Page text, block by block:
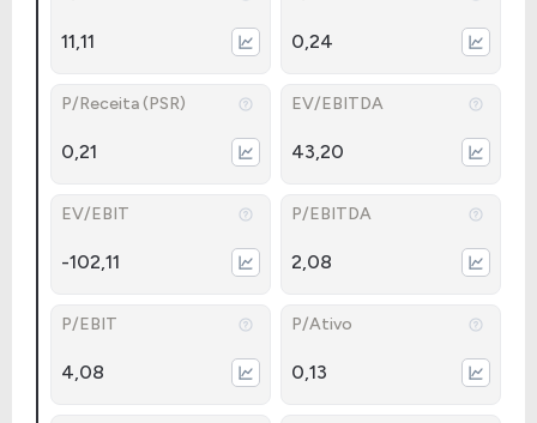
11,11 0,24
P/Receita (PSR)
0,21
EV/EBITDA
43,20
EV/EBIT
-102,11
P/EBITDA
2,08
P/EBIT
4,08
P/Ativo
0,13